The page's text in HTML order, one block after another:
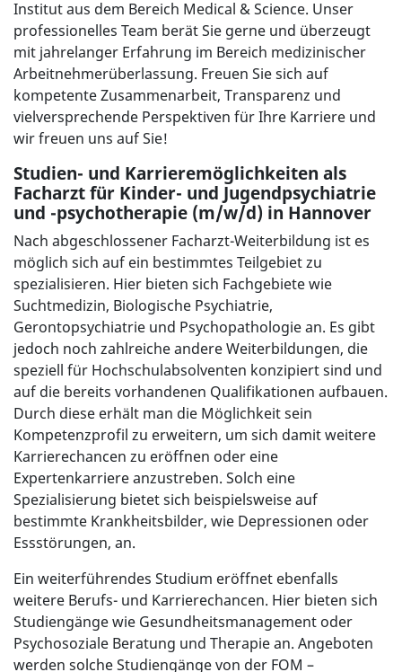
Institut aus dem Bereich Medical & Science. Unser
professionelles Team berät Sie gerne und überzeugt
mit jahrelanger Erfahrung im Bereich medizinischer
Arbeitnehmerüberlassung. Freuen Sie sich auf
kompetente Zusammenarbeit, Transparenz und
vielversprechende Perspektiven für Ihre Karriere und
wir freuen uns auf Sie!
Studien- und Karrieremöglichkeiten als
Facharzt für Kinder- und Jugendpsychiatrie
und -psychotherapie (m/w/d) in Hannover
Nach abgeschlossener Facharzt-Weiterbildung ist es
möglich sich auf ein bestimmtes Teilgebiet zu
spezialisieren. Hier bieten sich Fachgebiete wie
Suchtmedizin, Biologische Psychiatrie,
Gerontopsychiatrie und Psychopathologie an. Es gibt
jedoch noch zahlreiche andere Weiterbildungen, die
speziell für Hochschulabsolventen konzipiert sind und
auf die bereits vorhandenen Qualifikationen aufbauen.
Durch diese erhält man die Möglichkeit sein
Kompetenzprofil zu erweitern, um sich damit weitere
Karrierechancen zu eröffnen oder eine
Expertenkarriere anzustreben. Solch eine
Spezialisierung bietet sich beispielsweise auf
bestimmte Krankheitsbilder, wie Depressionen oder
Essstörungen, an.
Ein weiterführendes Studium eröffnet ebenfalls
weitere Berufs- und Karrierechancen. Hier bieten sich
Studiengänge wie Gesundheitsmanagement oder
Psychosoziale Beratung und Therapie an. Angeboten
werden solche Studiengänge von der FOM –